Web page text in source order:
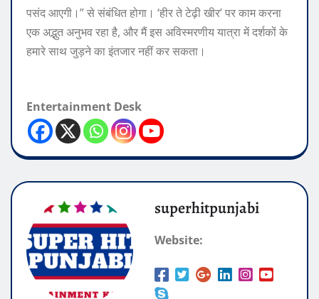
पसंद आएगी।” से संबंधित होगा। ‘हीर ते टेढ़ी खीर’ पर काम करना
एक अद्भुत अनुभव रहा है, और मैं इस अविस्मरणीय यात्रा में दर्शकों के
हमारे साथ जुड़ने का इंतजार नहीं कर सकता।
Entertainment Desk
superhitpunjabi
Website: